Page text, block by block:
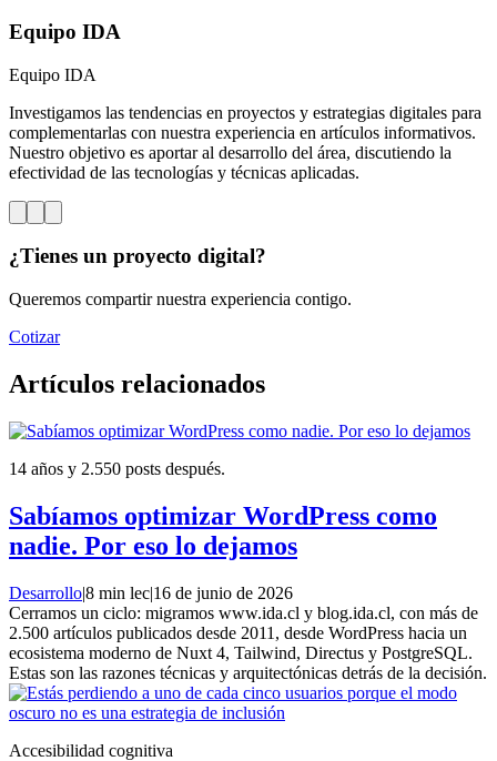
Equipo IDA
Equipo IDA
Investigamos las tendencias en proyectos y estrategias digitales para
complementarlas con nuestra experiencia en artículos informativos.
Nuestro objetivo es aportar al desarrollo del área, discutiendo la
efectividad de las tecnologías y técnicas aplicadas.
¿Tienes un proyecto digital?
Queremos compartir nuestra experiencia contigo.
Cotizar
Artículos relacionados
14 años y 2.550 posts después.
Sabíamos optimizar WordPress como
nadie. Por eso lo dejamos
Desarrollo|8 min lec|16 de junio de 2026
Cerramos un ciclo: migramos www.ida.cl y blog.ida.cl, con más de
2.500 artículos publicados desde 2011, desde WordPress hacia un
ecosistema moderno de Nuxt 4, Tailwind, Directus y PostgreSQL.
Estas son las razones técnicas y arquitectónicas detrás de la decisión.
Accesibilidad cognitiva